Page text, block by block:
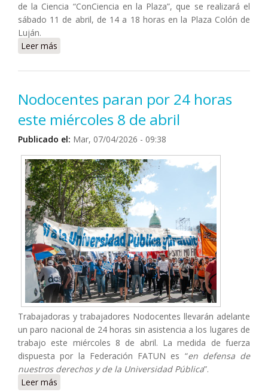
de la Ciencia “ConCiencia en la Plaza”, que se realizará el
sábado 11 de abril, de 14 a 18 horas en la Plaza Colón de
Luján.
Leer más
Nodocentes paran por 24 horas
este miércoles 8 de abril
Publicado el: Mar, 07/04/2026 - 09:38
Trabajadoras y trabajadores Nodocentes llevarán adelante
un paro nacional de 24 horas sin asistencia a los lugares de
trabajo este miércoles 8 de abril. La medida de fuerza
dispuesta por la Federación FATUN es “en defensa de
nuestros derechos y de la Universidad Pública”.
Leer más